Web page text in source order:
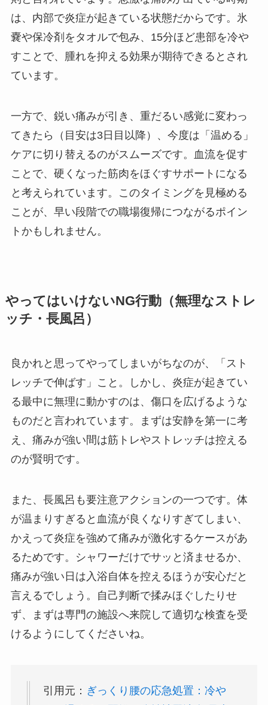
は、内部で炎症が起きている状態だからです。氷
嚢や保冷剤をタオルで包み、15分ほど患部を冷や
すことで、腫れを抑える効果が期待できるとされ
ています。
一方で、鋭い痛みが引き、重だるい感覚に変わっ
てきたら（目安は3日目以降）、今度は「温める」
ケアに切り替えるのがスムーズです。血流を促す
ことで、硬くなった筋肉をほぐすサポートになる
と考えられています。このタイミングを見極める
ことが、早い段階での職場復帰につながるポイン
トかもしれません。
やってはいけないNG行動（無理なストレ
ッチ・長風呂）
良かれと思ってやってしまいがちなのが、「スト
レッチで伸ばす」こと。しかし、炎症が起きてい
る最中に無理に動かすのは、傷口を広げるような
ものだと言われています。まずは安静を第一に考
え、痛みが強い間は筋トレやストレッチは控える
のが賢明です。
また、長風呂も要注意アクションの一つです。体
が温まりすぎると血流が良くなりすぎてしまい、
かえって炎症を強めて痛みが激化するケースがあ
るためです。シャワーだけでサッと済ませるか、
痛みが強い日は入浴自体を控えるほうが安心だと
言えるでしょう。自己判断で揉みほぐしたりせ
ず、まずは専門の施設へ来院して適切な検査を受
けるようにしてくださいね。
引用元： ぎっくり腰の応急処置：冷や